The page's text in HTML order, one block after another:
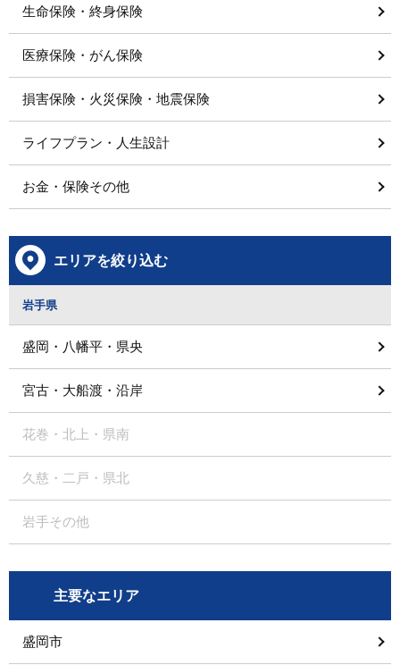
生命保険・終身保険
医療保険・がん保険
損害保険・火災保険・地震保険
ライフプラン・人生設計
お金・保険その他
エリアを絞り込む
岩手県
盛岡・八幡平・県央
宮古・大船渡・沿岸
花巻・北上・県南
久慈・二戸・県北
岩手その他
主要なエリア
盛岡市